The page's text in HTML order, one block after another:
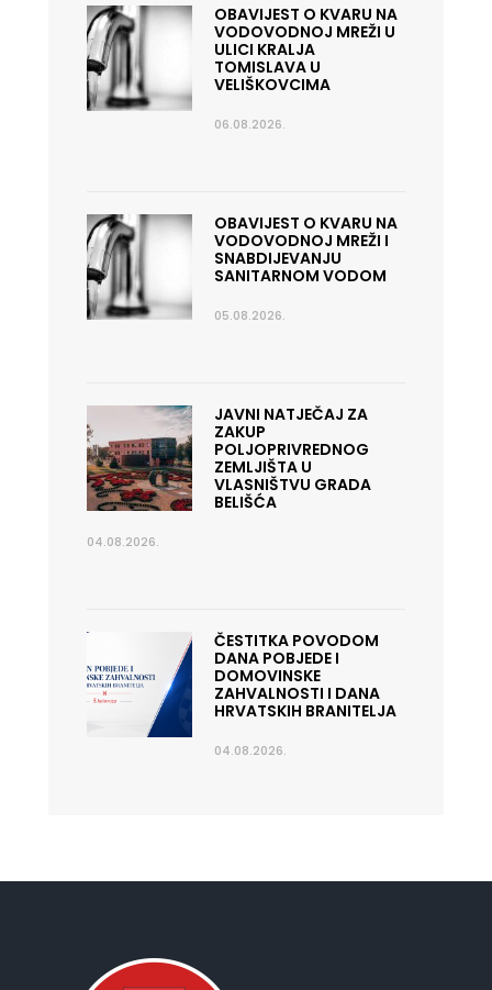
OBAVIJEST O KVARU NA
VODOVODNOJ MREŽI U
ULICI KRALJA
TOMISLAVA U
VELIŠKOVCIMA
06.08.2026.
OBAVIJEST O KVARU NA
VODOVODNOJ MREŽI I
SNABDIJEVANJU
SANITARNOM VODOM
05.08.2026.
JAVNI NATJEČAJ ZA
ZAKUP
POLJOPRIVREDNOG
ZEMLJIŠTA U
VLASNIŠTVU GRADA
BELIŠĆA
04.08.2026.
ČESTITKA POVODOM
DANA POBJEDE I
DOMOVINSKE
ZAHVALNOSTI I DANA
HRVATSKIH BRANITELJA
04.08.2026.